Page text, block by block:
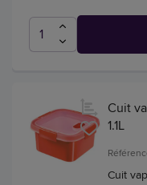
Cuit
1.1L
Cuit